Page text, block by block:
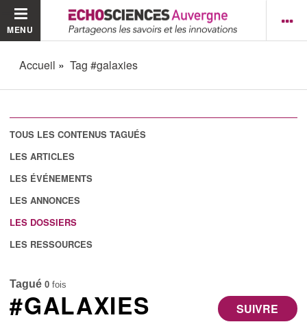
MENU
Accueil Tag #galaxies
TOUS LES CONTENUS TAGUÉS
LES ARTICLES
LES ÉVÉNEMENTS
LES ANNONCES
LES DOSSIERS
LES RESSOURCES
Tagué 0 fois
SUIVRE
#GALAXIES